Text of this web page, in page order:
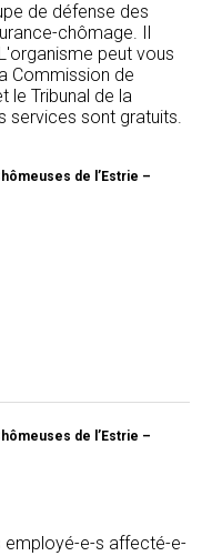
de défense des
chômage. Il
peut vous
Commission de
le Tribunal de la
services sont gratuits.
de l’Estrie –
de l’Estrie –
employé-e-s affecté-e-